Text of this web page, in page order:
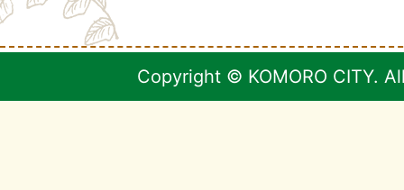
Copyright © KOMORO CITY.